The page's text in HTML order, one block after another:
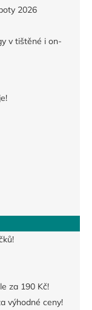
2026
v tištěné i on-
za 190 Kč!
výhodné ceny!